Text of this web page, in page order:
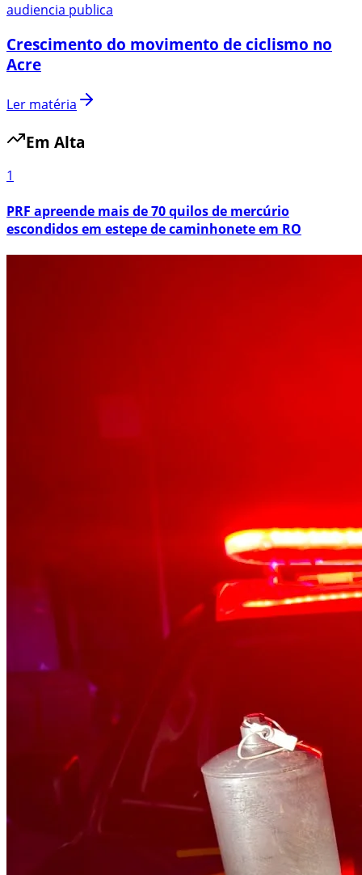
audiencia publica
Crescimento do movimento de ciclismo no
Acre
Ler matéria
Em Alta
1
PRF apreende mais de 70 quilos de mercúrio
escondidos em estepe de caminhonete em RO